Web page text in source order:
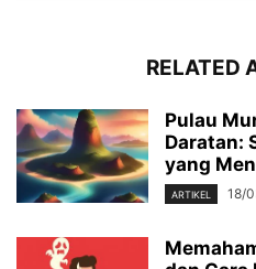
RELATED
Pulau
Daratan:
yang
ARTIKEL 18/